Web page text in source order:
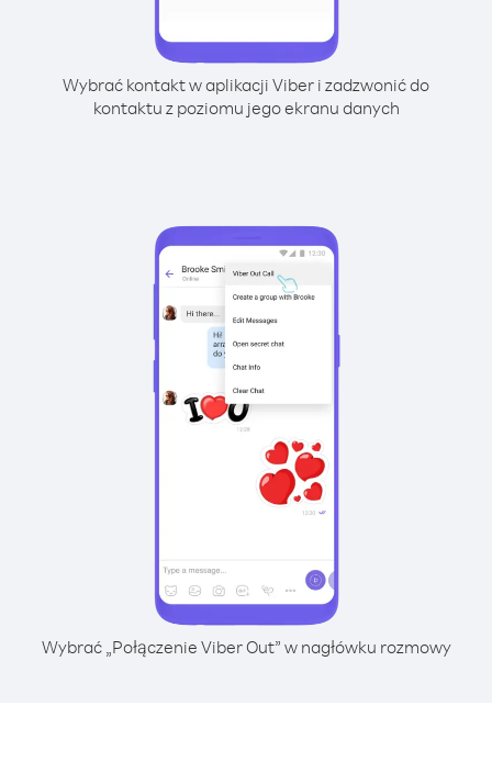
Wybrać kontakt w aplikacji Viber i zadzwonić do
kontaktu z poziomu jego ekranu danych
Wybrać „Połączenie Viber Out” w nagłówku rozmowy